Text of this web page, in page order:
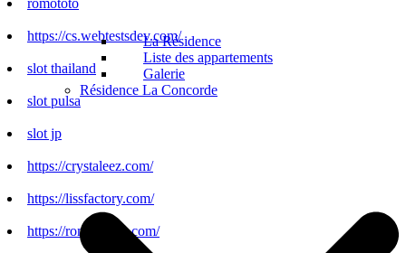
La Résidence
Liste des appartements
Galerie
Résidence La Concorde
romototo
https://cs.webtestsdev.com/
slot thailand
slot pulsa
slot jp
https://crystaleez.com/
https://lissfactory.com/
https://romototo.it.com/